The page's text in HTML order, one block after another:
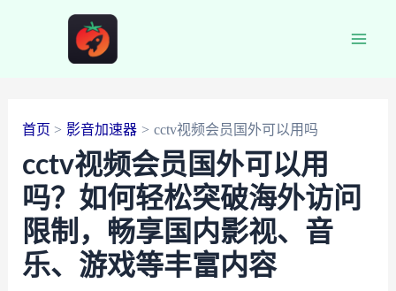
首页 影音加速器 cctv视频会员国外可以用吗
cctv视频会员国外可以用
吗？如何轻松突破海外访问
限制，畅享国内影视、音
乐、游戏等丰富内容